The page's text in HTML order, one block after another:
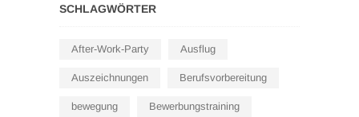
SCHLAGWÖRTER
After-Work-Party Ausflug
Auszeichnungen Berufsvorbereitung
bewegung Bewerbungstraining